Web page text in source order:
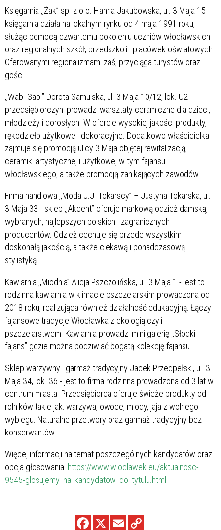
Księgarnia ,,Żak” sp. z o.o. Hanna Jakubowska, ul. 3 Maja 15 -
księgarnia działa na lokalnym rynku od 4 maja 1991 roku,
służąc pomocą czwartemu pokoleniu uczniów włocławskich
oraz regionalnych szkół, przedszkoli i placówek oświatowych.
Oferowanymi regionalizmami zaś, przyciąga turystów oraz
gości.
,,Wabi-Sabi” Dorota Samulska, ul. 3 Maja 10/12, lok. U2 -
przedsiębiorczyni prowadzi warsztaty ceramiczne dla dzieci,
młodzieży i dorosłych. W ofercie wysokiej jakości produkty,
rękodzieło użytkowe i dekoracyjne. Dodatkowo właścicielka
zajmuje się promocją ulicy 3 Maja objętej rewitalizacją,
ceramiki artystycznej i użytkowej w tym fajansu
włocławskiego, a także promocją zanikających zawodów.
Firma handlowa ,,Moda J.J. Tokarscy” – Justyna Tokarska, ul.
3 Maja 33 - sklep ,,Akcent” oferuje markową odzież damską,
wybranych, najlepszych polskich i zagranicznych
producentów. Odzież cechuje się przede wszystkim
doskonałą jakością, a także ciekawą i ponadczasową
stylistyką.
Kawiarnia ,,Miodnia” Alicja Pszczolińska, ul. 3 Maja 1 - jest to
rodzinna kawiarnia w klimacie pszczelarskim prowadzona od
2018 roku, realizująca również działalność edukacyjną. Łączy
fajansowe tradycje Włocławka z ekologią czyli
pszczelarstwem. Kawiarnia prowadzi mini galerię ,,Słodki
fajans” gdzie można podziwiać bogatą kolekcję fajansu.
Sklep warzywny i garmaż tradycyjny Jacek Przedpełski, ul. 3
Maja 34, lok. 36 - jest to firma rodzinna prowadzona od 3 lat w
centrum miasta. Przedsiębiorca oferuje świeże produkty od
rolników takie jak: warzywa, owoce, miody, jaja z wolnego
wybiegu. Naturalne przetwory oraz garmaż tradycyjny bez
konserwantów.
Więcej informacji na temat poszczególnych kandydatów oraz
opcja głosowania: https://www.wloclawek.eu/aktualnosc-
9545-glosujemy_na_kandydatow_do_tytulu.html